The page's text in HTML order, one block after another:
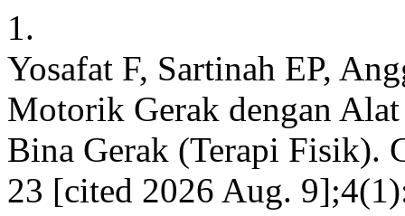
1.
Yosafat F, Sartinah EP,
Motorik Gerak dengan
Bina Gerak (Terapi Fisik).
23 [cited 2026 Aug.